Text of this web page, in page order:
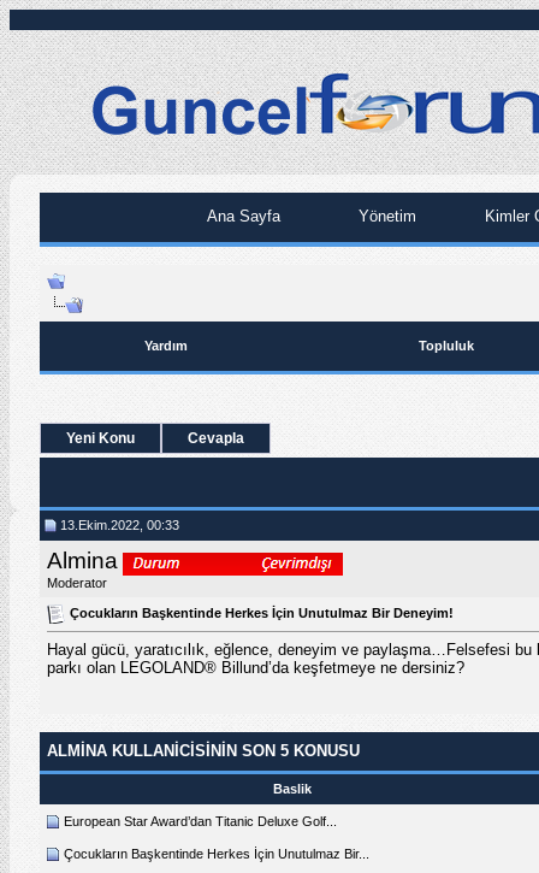
Ana Sayfa Yönetim Kimler
Yardım Topluluk
Yeni Konu Cevapla
13.Ekim.2022, 00:33
Almina
Moderator
Çocukların Başkentinde Herkes İçin Unutulmaz Bir Deneyim!
Hayal gücü, yaratıcılık, eğlence, deneyim ve paylaşma…Felsefesi bu
parkı olan LEGOLAND® Billund’da keşfetmeye ne dersiniz?
ALMINA KULLANICISININ SON 5 KONUSU
Baslik
European Star Award’dan Titanic Deluxe Golf...
Çocukların Başkentinde Herkes İçin Unutulmaz Bir...